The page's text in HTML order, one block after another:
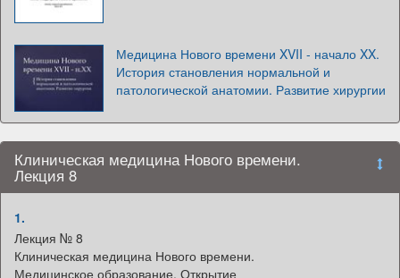
Медицина Нового времени XVII - начало XX.
История становления нормальной и
патологической анатомии. Развитие хирургии
Клиническая медицина Нового времени.
Лекция 8
1.
Лекция № 8
Клиническая медицина Нового времени.
Медицинское образование. Открытие